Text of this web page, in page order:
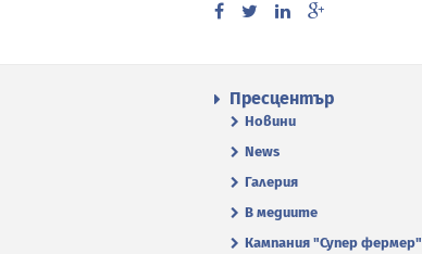
Пресцентър
Новини
News
Галерия
В медиите
Кампания "Супер фермер"